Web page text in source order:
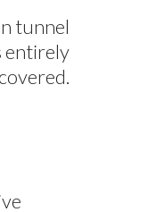
tunnel
entirely